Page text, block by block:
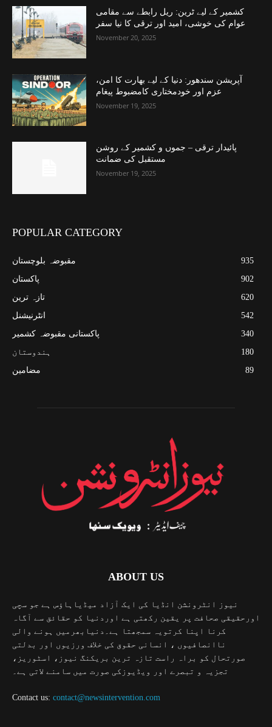
کشمیر کے لیے ٹرین: ریل رابطے سے مقامی
عوام کی خوشی، امید اور ترقی کا نیا سفر
November 20, 2025
آپریشن سندھور: دنیا کے لیے بھارت کا امن،
عزم اور خودمختاری کامضبوط پیغام
November 19, 2025
پائیدار ترقی – جموں و کشمیر کے روشن
مستقبل کی ضمانت
November 19, 2025
POPULAR CATEGORY
مقبوضہ بلوچستان
935
پاکستان
902
تازہ ترین
620
انٹرنیشنل
542
پاکستانی مقبوضہ کشمیر
340
ہندوستان
180
مضامین
89
ABOUT US
نیوز انٹرونشن انڈیا کی ایک آزاد میڈیاہاؤس ہے جو سچی
اورحقیقی صحافت پر یقین رکھتی ہے اوردنیا کو حقائق سے آگاہ
کرنا اپنا کرتویہ سمجھتا ہے۔دنیابھرمیں ہونے والی
ناانصافیوں ، انسانی حقوق کی خلاف ورزیوں اور بدلتی
صورتحال کو براہ راست تازہ ترین بریکنگ نیوز، اسٹوریز،
تجزیہ و تبصرے اور ویڈیوزکی صورت میں سامنے لاتی ہے۔
Contact us: contact@newsintervention.com